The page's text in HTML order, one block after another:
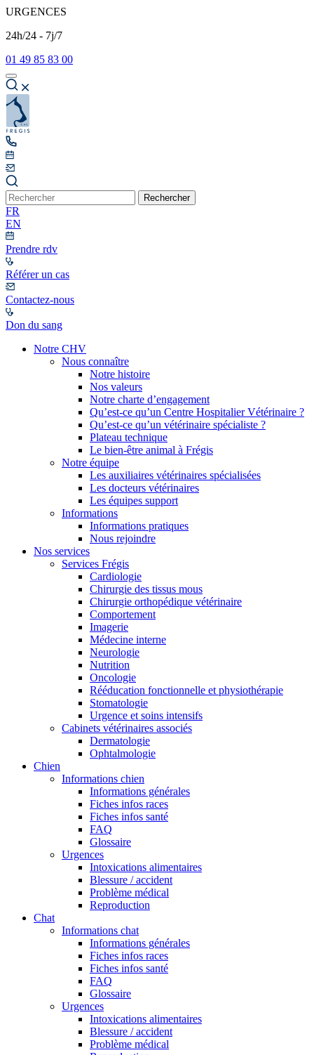
URGENCES
24h/24 - 7j/7
01 49 85 83 00
Rechercher
FR
EN
Prendre rdv
Référer un cas
Contactez-nous
Don du sang
Notre CHV
Nous connaître
Notre histoire
Nos valeurs
Notre charte d’engagement
Qu’est-ce qu’un Centre Hospitalier Vétérinaire ?
Qu’est-ce qu’un vétérinaire spécialiste ?
Plateau technique
Le bien-être animal à Frégis
Notre équipe
Les auxiliaires vétérinaires spécialisées
Les docteurs vétérinaires
Les équipes support
Informations
Informations pratiques
Nous rejoindre
Nos services
Services Frégis
Cardiologie
Chirurgie des tissus mous
Chirurgie orthopédique vétérinaire
Comportement
Imagerie
Médecine interne
Neurologie
Nutrition
Oncologie
Rééducation fonctionnelle et physiothérapie
Stomatologie
Urgence et soins intensifs
Cabinets vétérinaires associés
Dermatologie
Ophtalmologie
Chien
Informations chien
Informations générales
Fiches infos races
Fiches infos santé
FAQ
Glossaire
Urgences
Intoxications alimentaires
Blessure / accident
Problème médical
Reproduction
Chat
Informations chat
Informations générales
Fiches infos races
Fiches infos santé
FAQ
Glossaire
Urgences
Intoxications alimentaires
Blessure / accident
Problème médical